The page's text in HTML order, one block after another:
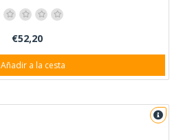
€52,20
Añadir a la cesta